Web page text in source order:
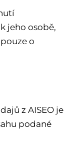
jeho osobě,
o
z AISEO je
podané